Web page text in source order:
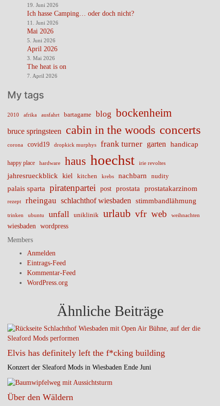
19. Juni 2026
Ich hasse Camping… oder doch nicht?
11. Juni 2026
Mai 2026
5. Juni 2026
April 2026
3. Mai 2026
The heat is on
7. April 2026
My tags
2010 afrika ausfahrt bartagame blog bockenheim
bruce springsteen cabin in the woods concerts
corona covid19 dropkick murphys frank turner garten handicap
happy place hardware haus hoechst irie revoltes
jahresrueckblick kiel kitchen krebs nachbarn nudity
palais sparta piratenpartei post prostata prostatakarzinom
rezept rheingau schlachthof wiesbaden stimmbandlähmung
trinken ubuntu unfall uniklinik urlaub vfr web weihnachten
wiesbaden
wordpress
Members
Anmelden
Eintrags-Feed
Kommentar-Feed
WordPress.org
Ähnliche Beiträge
Elvis has definitely left the f*cking building
Konzert der Sleaford Mods in Wiesbaden Ende Juni
Über den Wäldern